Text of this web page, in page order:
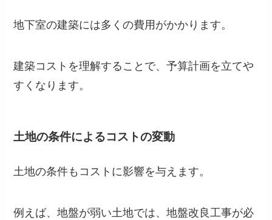
地下室の建築には多くの費用がかかります。
建築コストを理解することで、予算計画を立てや
すくなります。
土地の条件によるコストの変動
土地の条件もコストに影響を与えます。
例えば、地盤が弱い土地では、地盤改良工事が必